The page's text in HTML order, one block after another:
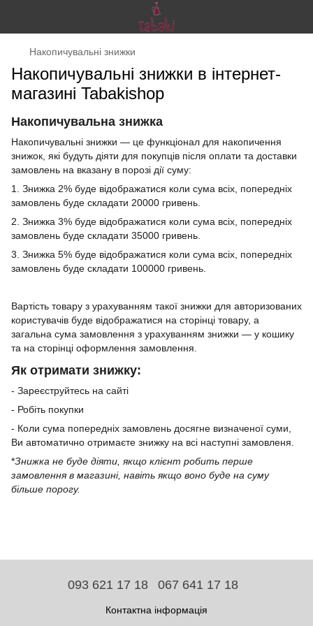
Накопичувальні знижки
Накопичувальні знижки в інтернет-
магазині Tabakishop
Накопичувальна знижка
Накопичувальні знижки — це функціонал для накопичення
знижок, які будуть діяти для покупців після оплати та доставки
замовлень на вказану в порозі дії суму:
1. Знижка 2% буде відображатися коли сума всіх, попередніх
замовлень буде складати 20000 гривень.
2. Знижка 3% буде відображатися коли сума всіх, попередніх
замовлень буде складати 35000 гривень.
3. Знижка 5% буде відображатися коли сума всіх, попередніх
замовлень буде складати 100000 гривень.
Вартість товару з урахуванням такої знижки для авторизованих
користувачів буде відображатися на сторінці товару, а
загальна сума замовлення з урахуванням знижки — у кошику
та на сторінці оформлення замовлення.
Як отримати знижку:
- Зареєструйтесь на сайті
- Робіть покупки
- Коли сума попередніх замовлень досягне визначеної суми,
Ви автоматично отримаєте знижку на всі наступні замовленя.
*Знижка не буде діяти, якщо клієнт робить перше
замовлення в магазині, навіть якщо воно буде на суму
більше порогу.
093 621 17 18 067 641 17 18
Контактна інформація